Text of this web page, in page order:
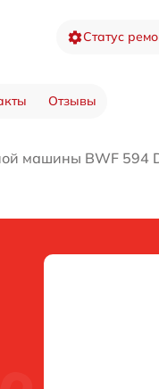
Статус
Отзывы
машины BWF 594